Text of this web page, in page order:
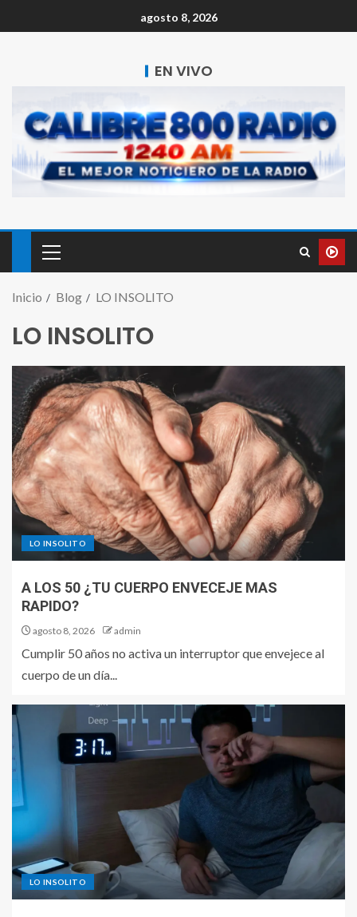
agosto 8, 2026
EN VIVO
Inicio Blog LO INSOLITO
LO INSOLITO
LO INSOLITO
A LOS 50 ¿TU CUERPO ENVECEJE MAS
RAPIDO?
agosto 8, 2026 admin
Cumplir 50 años no activa un interruptor que envejece al
cuerpo de un día...
LO INSOLITO